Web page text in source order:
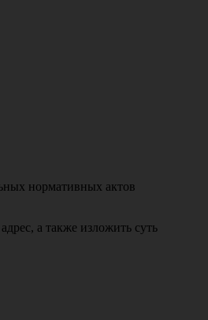
нормативных актов
а также изложить суть